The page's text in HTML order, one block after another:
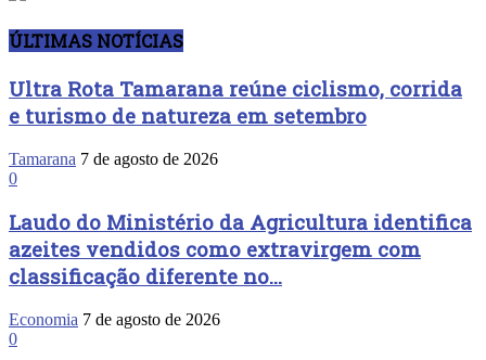
ÚLTIMAS NOTÍCIAS
Ultra Rota Tamarana reúne ciclismo, corrida
e turismo de natureza em setembro
Tamarana 7 de agosto de 2026
0
Laudo do Ministério da Agricultura identifica
azeites vendidos como extravirgem com
classificação diferente no...
Economia 7 de agosto de 2026
0